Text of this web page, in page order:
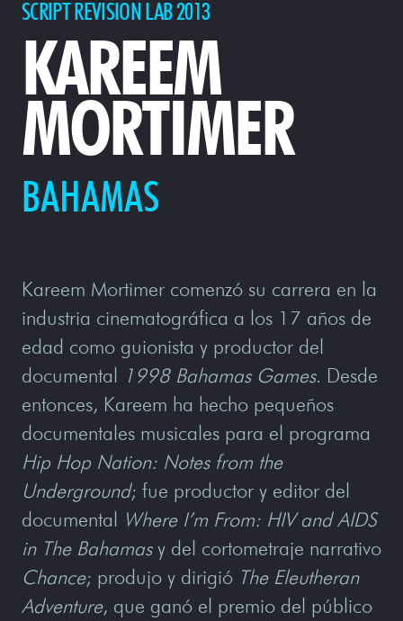
SCRIPT REVISION LAB 2013
KAREEM
MORTIMER
BAHAMAS
Kareem Mortimer comenzó su carrera en la
industria cinematográfica a los 17 años de
edad como guionista y productor del
documental 1998 Bahamas Games. Desde
entonces, Kareem ha hecho pequeños
documentales musicales para el programa
Hip Hop Nation: Notes from the
Underground; fue productor y editor del
documental Where I’m From: HIV and AIDS
in The Bahamasy del cortometraje narrativo
Chance; produjo y dirigió The Eleutheran
Adventure, que ganó el premio del público